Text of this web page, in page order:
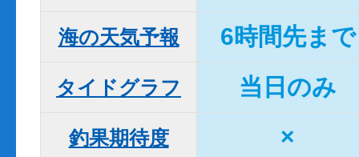
海の天気予報 6時間先まで
タイドグラフ 当日のみ
釣果期待度 ×